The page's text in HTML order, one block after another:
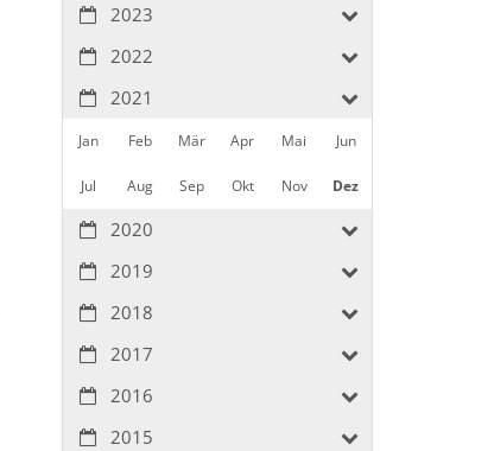
2023
2022
2021
Jan Feb Mär Apr Mai Jun
Jul Aug Sep Okt Nov Dez
2020
2019
2018
2017
2016
2015